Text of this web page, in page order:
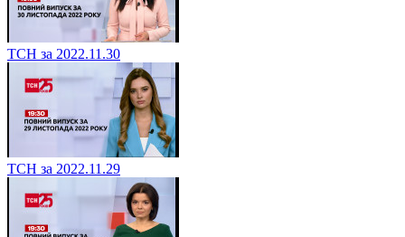
ТСН за 2022.11.30
ТСН за 2022.11.29